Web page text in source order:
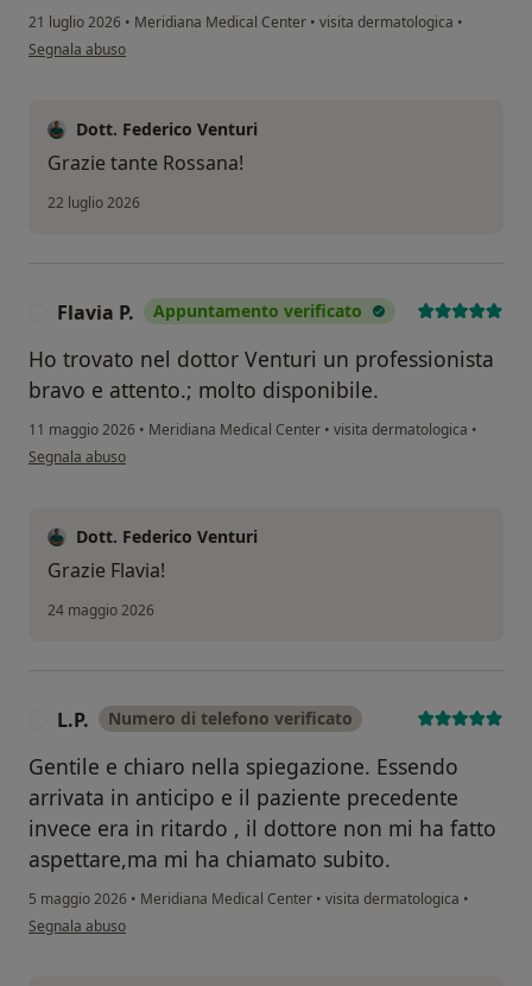
21 luglio 2026 • Meridiana Medical Center • visita dermatologica •
secondo l'opinione dell'utente Rossana
Segnala abuso
Dott. Federico Venturi
Grazie tante Rossana!
22 luglio 2026
Flavia P. Appuntamento verificato
Ho trovato nel dottor Venturi un professionista
bravo e attento.; molto disponibile.
11 maggio 2026 • Meridiana Medical Center • visita dermatologica •
secondo l'opinione dell'utente Flavia P.
Segnala abuso
Dott. Federico Venturi
Grazie Flavia!
24 maggio 2026
L.P. Numero di telefono verificato
Gentile e chiaro nella spiegazione. Essendo
arrivata in anticipo e il paziente precedente
invece era in ritardo , il dottore non mi ha fatto
aspettare,ma mi ha chiamato subito.
5 maggio 2026 • Meridiana Medical Center • visita dermatologica •
secondo l'opinione dell'utente L.P.
Segnala abuso